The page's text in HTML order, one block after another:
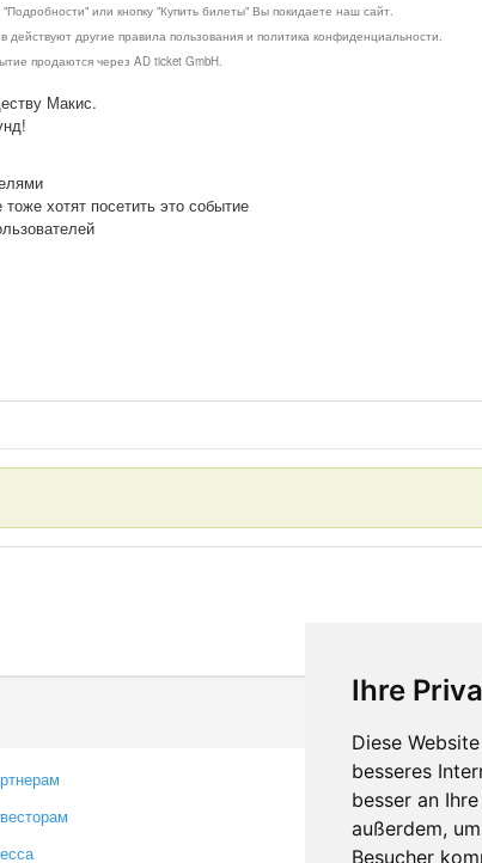
Ihre
Diese
besseres
besser an
außerdem,
Besucher
или кнопку "Купить билеты" Вы покидаете наш сайт.
действуют другие правила пользования и политика конфиденциальности.
продаются через AD ticket GmbH.
Макис.
хотят посетить это событие
Контакты
Оставить отзыв
Сообщить об ошибке